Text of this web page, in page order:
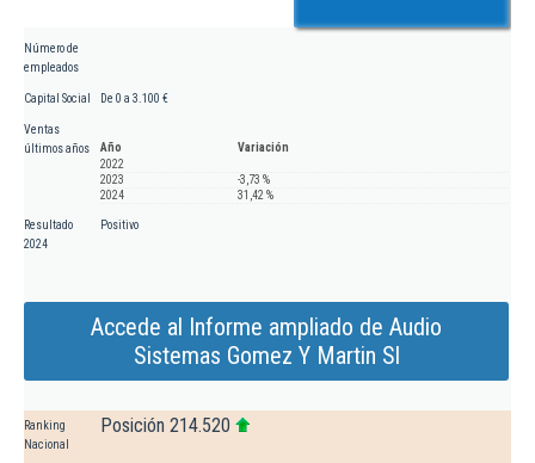
Número de
empleados
Capital Social De 0 a 3.100 €
Ventas
últimos años
Año
Variación
2022
2023
-3,73 %
2024
31,42 %
Resultado
2024
Positivo
Accede al Informe ampliado de Audio
Sistemas Gomez Y Martin Sl
Ranking
Nacional
Posición 214.520